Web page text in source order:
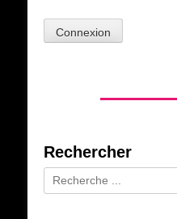
Rechercher
Rechercher :